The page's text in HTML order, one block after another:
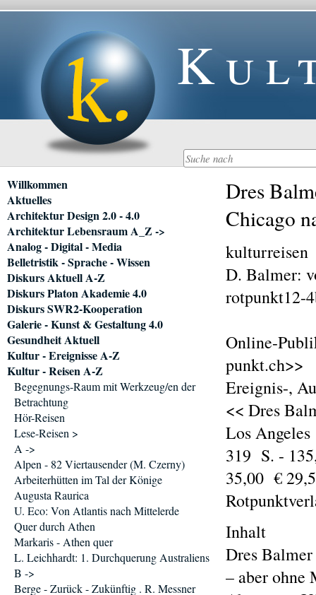
Dres
Chicago
kulturreisen
D. Balmer:
rotpunkt12-
Online-
punkt.ch>>
Ereignis-,
<< Dres
Los
319 S. -
35,00 €
Inhalt
Dres
– aber ohne
Navigation
überspringen
Willkommen
Aktuelles
Architektur Design 2.0 - 4.0
Architektur Lebensraum A_Z ->
Analog - Digital - Media
Belletristik - Sprache - Wissen
Diskurs Aktuell A-Z
Diskurs Platon Akademie 4.0
Diskurs SWR2-Kooperation
Galerie - Kunst & Gestaltung 4.0
Gesundheit Aktuell
Kultur - Ereignisse A-Z
Kultur - Reisen A-Z
Begegnungs-Raum mit Werkzeug/en der
Betrachtung
Hör-Reisen
Lese-Reisen >
A ->
Alpen - 82 Viertausender (M. Czerny)
Arbeiterhütten im Tal der Könige
Augusta Raurica
U. Eco: Von Atlantis nach Mittelerde
Quer durch Athen
Markaris - Athen quer
L. Leichhardt: 1. Durchquerung Australiens
B ->
Berge - Zurück - Zukünftig . R. Messner